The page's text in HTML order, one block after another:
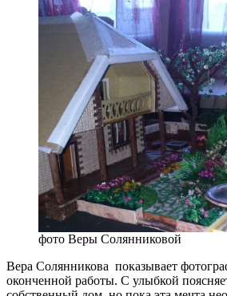
фото Веры Солянниковой
Вера Солянникова показывает
оконченной работы. С улыбкой